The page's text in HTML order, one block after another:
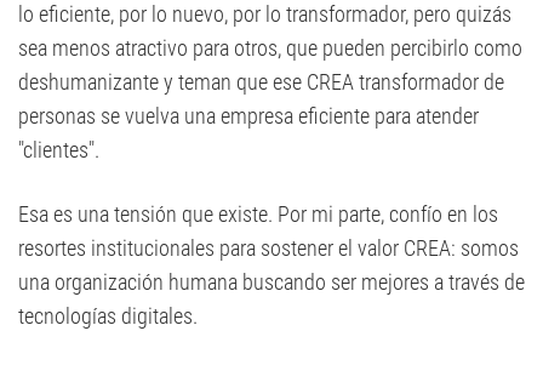
lo eficiente, por lo nuevo, por lo transformador, pero quizás
sea menos atractivo para otros, que pueden percibirlo como
deshumanizante y teman que ese CREA transformador de
personas se vuelva una empresa eficiente para atender
"clientes".
Esa es una tensión que existe. Por mi parte, confío en los
resortes institucionales para sostener el valor CREA: somos
una organización humana buscando ser mejores a través de
tecnologías digitales.